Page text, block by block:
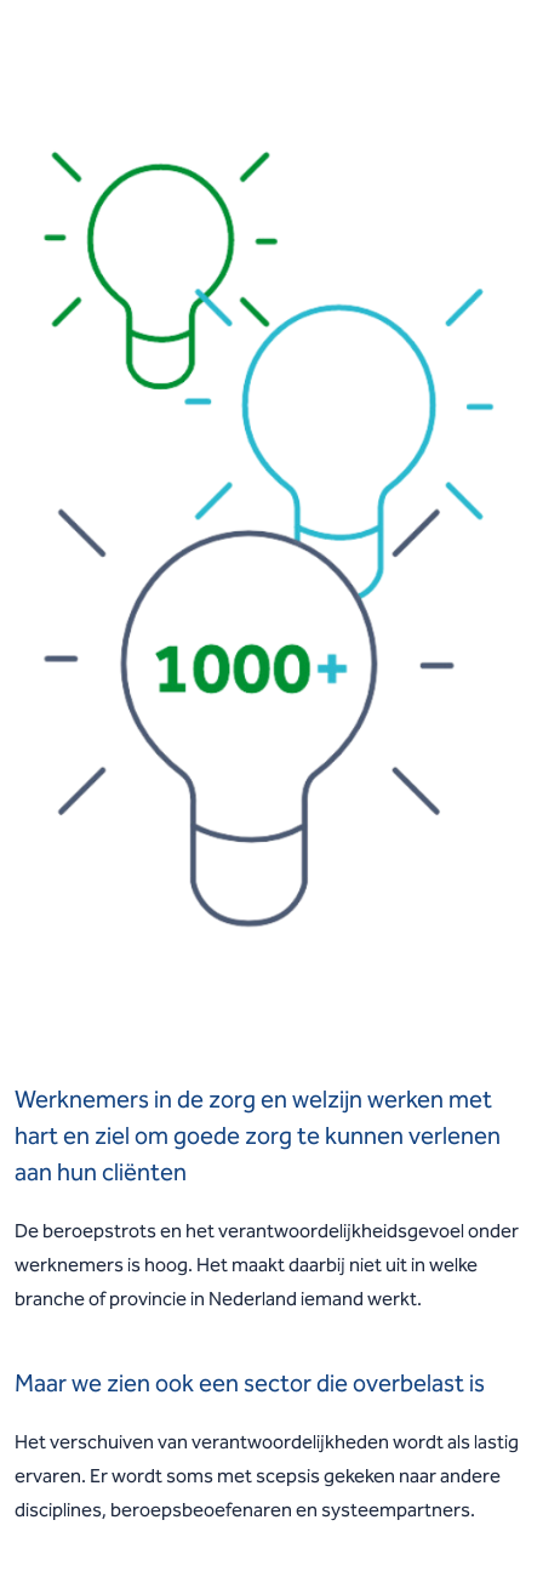
Werknemers in de zorg en welzijn werken met
hart en ziel om goede zorg te kunnen verlenen
aan hun cliënten
De beroepstrots en het verantwoordelijkheidsgevoel onder
werknemers is hoog. Het maakt daarbij niet uit in welke
branche of provincie in Nederland iemand werkt.
Maar we zien ook een sector die overbelast is
Het verschuiven van verantwoordelijkheden wordt als lastig
ervaren. Er wordt soms met scepsis gekeken naar andere
disciplines, beroepsbeoefenaren en systeempartners.